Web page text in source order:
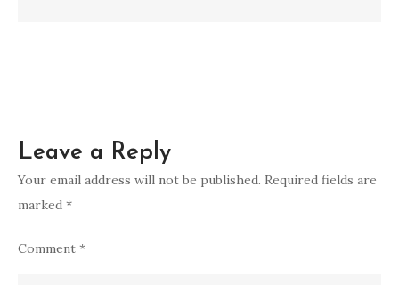
Leave a Reply
Your email address will not be published. Required fields are
marked *
Comment *